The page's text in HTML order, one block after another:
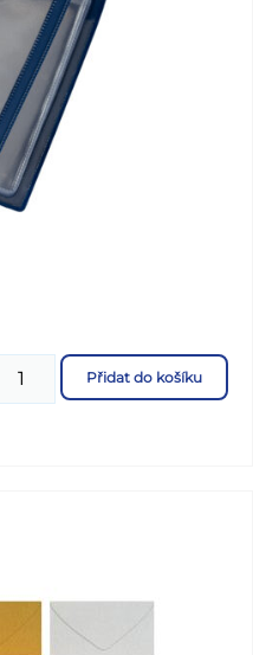
Přidat do košíku